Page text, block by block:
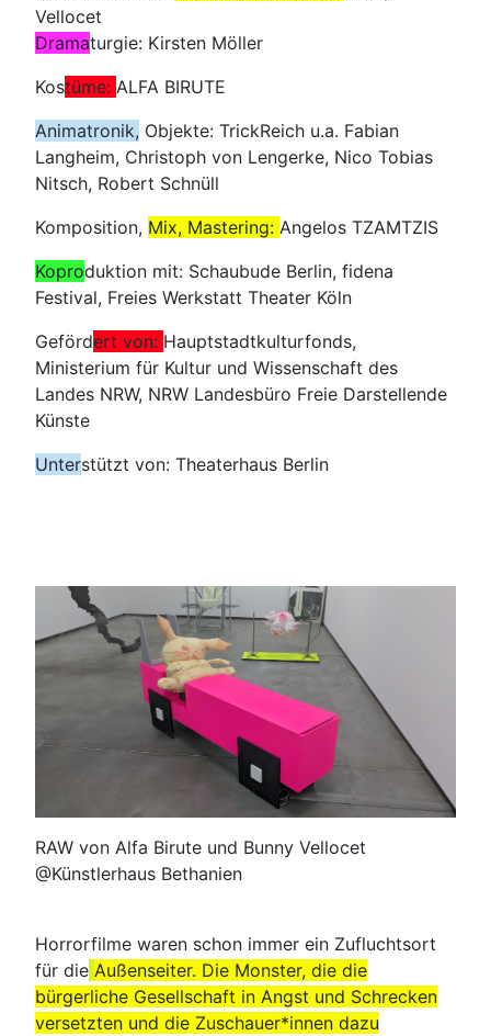
Vellocet
Dramaturgie: Kirsten Möller
Kostüme: ALFA BIRUTE
Animatronik, Objekte: TrickReich u.a. Fabian
Langheim, Christoph von Lengerke, Nico Tobias
Nitsch, Robert Schnüll
Komposition, Mix, Mastering: Angelos TZAMTZIS
Koproduktion mit: Schaubude Berlin, fidena
Festival, Freies Werkstatt Theater Köln
Gefördert von: Hauptstadtkulturfonds,
Ministerium für Kultur und Wissenschaft des
Landes NRW, NRW Landesbüro Freie Darstellende
Künste
Unterstützt von: Theaterhaus Berlin
RAW von Alfa Birute und Bunny Vellocet
@Künstlerhaus Bethanien
Horrorfilme waren schon immer ein Zufluchtsort
für die Außenseiter. Die Monster, die die
bürgerliche Gesellschaft in Angst und Schrecken
versetzten und die Zuschauer*innen dazu